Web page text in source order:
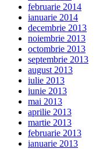
februarie 2014
ianuarie 2014
decembrie 2013
noiembrie 2013
octombrie 2013
septembrie 2013
august 2013
iulie 2013
iunie 2013
mai 2013
aprilie 2013
martie 2013
februarie 2013
ianuarie 2013